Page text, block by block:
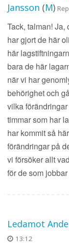
Jansson (M)
Tack, talman!
har gjort de här
här
bara de här
när vi har
behörighet och
vilka
timmar som har
har kommit så
förändringar på
vi försöker allt
för de som
Ledamot
13:12